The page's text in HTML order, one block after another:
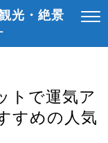
光・絶景
トで運気ア
すめの人気